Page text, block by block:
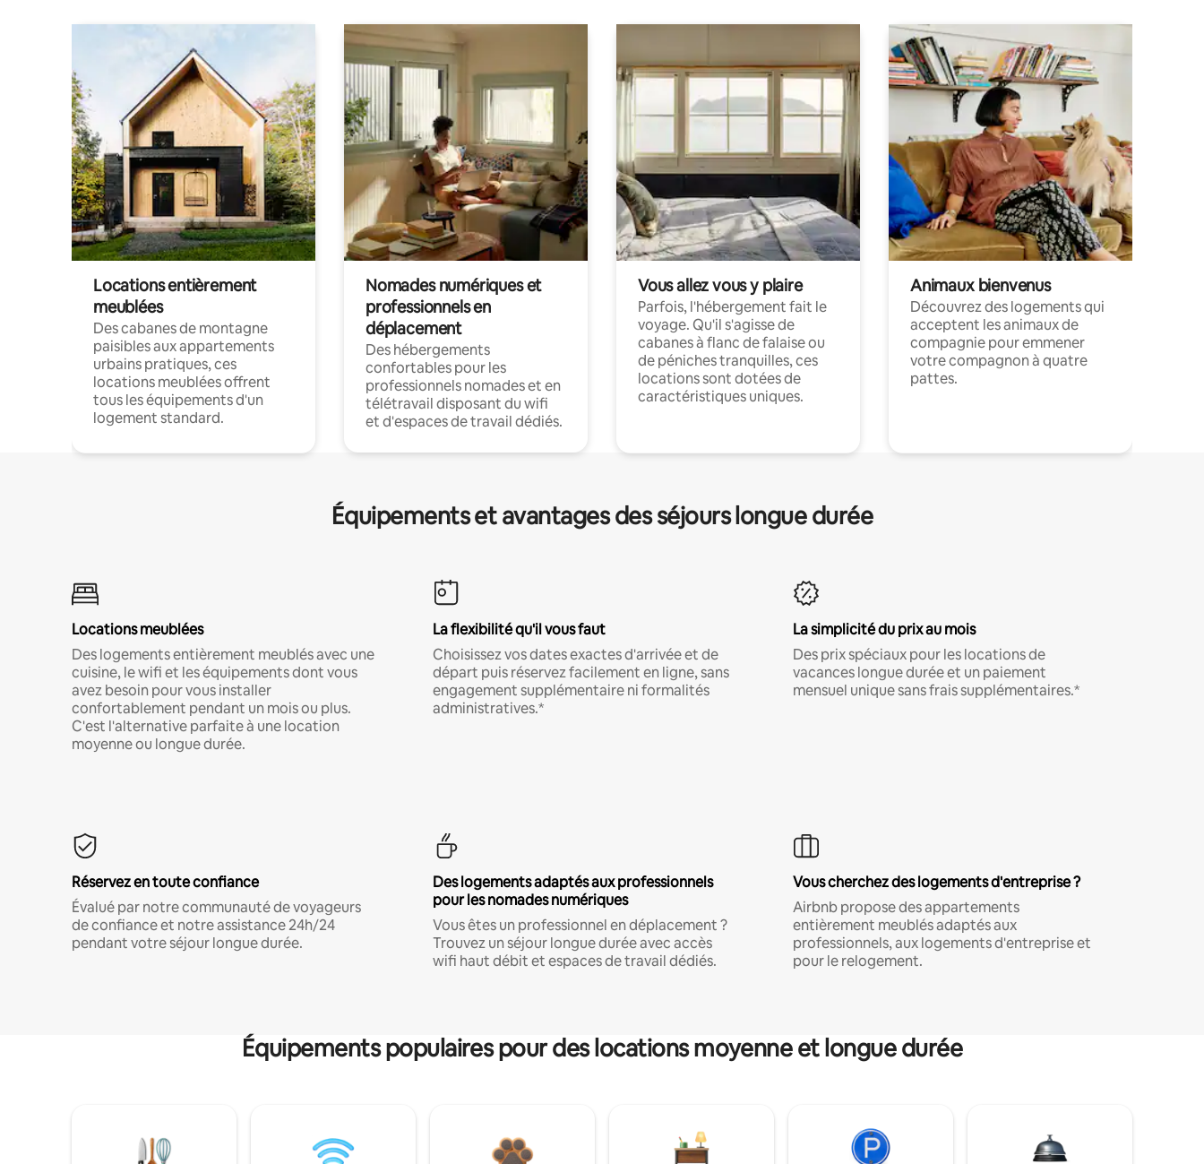
Locations entièrement
meublées
Des cabanes de montagne
paisibles aux appartements
urbains pratiques, ces
locations meublées offrent
tous les équipements d'un
logement standard.
Nomades numériques et
professionnels en
déplacement
Des hébergements
confortables pour les
professionnels nomades et en
télétravail disposant du wifi
et d'espaces de travail dédiés.
Vous allez vous y plaire
Parfois, l'hébergement fait le
voyage. Qu'il s'agisse de
cabanes à flanc de falaise ou
de péniches tranquilles, ces
locations sont dotées de
caractéristiques uniques.
Animaux bienvenus
Découvrez des logements qui
acceptent les animaux de
compagnie pour emmener
votre compagnon à quatre
pattes.
Équipements et avantages des séjours longue durée
Locations meublées
Des logements entièrement meublés avec une
cuisine, le wifi et les équipements dont vous
avez besoin pour vous installer
confortablement pendant un mois ou plus.
C'est l'alternative parfaite à une location
moyenne ou longue durée.
La flexibilité qu'il vous faut
Choisissez vos dates exactes d'arrivée et de
départ puis réservez facilement en ligne, sans
engagement supplémentaire ni formalités
administratives.*
La simplicité du prix au mois
Des prix spéciaux pour les locations de
vacances longue durée et un paiement
mensuel unique sans frais supplémentaires.*
Réservez en toute confiance
Évalué par notre communauté de voyageurs
de confiance et notre assistance 24h/24
pendant votre séjour longue durée.
Des logements adaptés aux professionnels
pour les nomades numériques
Vous êtes un professionnel en déplacement ?
Trouvez un séjour longue durée avec accès
wifi haut débit et espaces de travail dédiés.
Vous cherchez des logements d'entreprise ?
Airbnb propose des appartements
entièrement meublés adaptés aux
professionnels, aux logements d'entreprise et
pour le relogement.
Équipements populaires pour des locations moyenne et longue durée